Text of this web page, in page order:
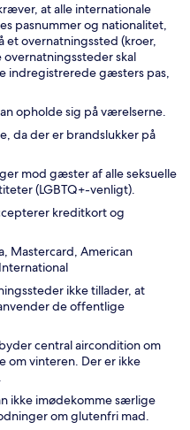
at alle internationale
pasnummer og nationalitet,
et overnatningssted (kroer,
overnatningssteder skal
indregistrerede gæsters pas,
opholde sig på værelserne.
da der er brandslukker på
mod gæster af alle seksuelle
(LGBTQ+-venligt).
kreditkort og
Mastercard, American
ikke tillader, at
de offentlige
central aircondition om
om vinteren. Der er ikke
ikke imødekomme særlige
om glutenfri mad.